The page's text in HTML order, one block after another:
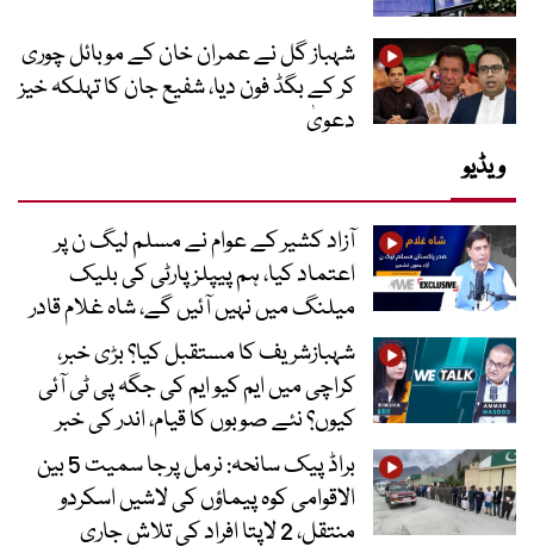
شہباز گل نے عمران خان کے موبائل چوری
کر کے بگڈ فون دیا، شفیع جان کا تہلکہ خیز
دعویٰ
ویڈیو
آزاد کشیر کے عوام نے مسلم لیگ ن پر
اعتماد کیا، ہم پیپلز پارٹی کی بلیک
میلنگ میں نہیں آئیں گے، شاہ غلام قادر
شہبازشریف کا مستقبل کیا؟ بڑی خبر،
کراچی میں ایم کیو ایم کی جگہ پی ٹی آئی
کیوں؟ نئے صوبوں کا قیام، اندر کی خبر
براڈ پیک سانحہ: نرمل پرجا سمیت 5 بین
الاقوامی کوہ پیماؤں کی لاشیں اسکردو
منتقل، 2 لاپتا افراد کی تلاش جاری